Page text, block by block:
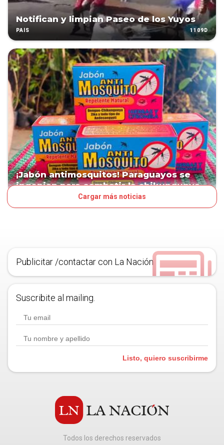
Notifican y limpian Paseo de los Yuyos
PAÍS 1109D
¡Jabón antimosquitos! Paraguayos se
ingenian para combatir la chikungunya
Cargar más noticias
Publicitar /contactar con La Nación
Suscribite al mailing.
Listo, quiero suscribirme
Todos los derechos reservados